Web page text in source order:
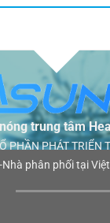
trung tâm
PHẦN PHÁT TRIỂN
phân phối tại